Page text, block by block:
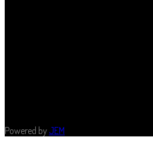
Powered by JEM